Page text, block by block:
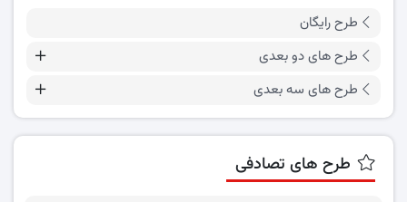
طرح رایگان
طرح های دو بعدی
طرح های سه بعدی
طرح های تصادفی